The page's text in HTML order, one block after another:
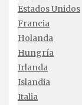
Estados Unidos
Francia
Holanda
Hungría
Irlanda
Islandia
Italia